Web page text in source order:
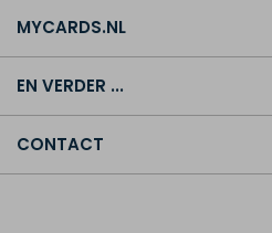
MYCARDS.NL
EN VERDER ...
CONTACT